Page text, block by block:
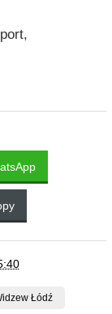
Łódź